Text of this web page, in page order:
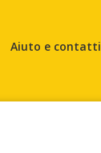
Aiuto e contatti